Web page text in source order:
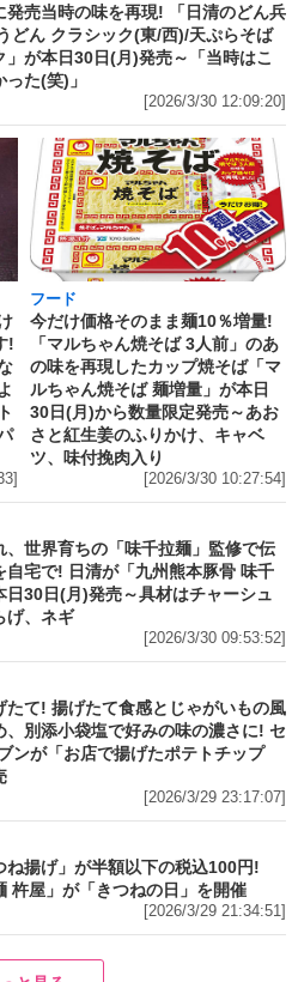
発売当時の味を再現! 「日清のどん兵
どん クラシック(東/西)/天ぷらそば
」が本日30日(月)発売～「当時はこ
た(笑)」
[2026/3/30 12:09:20]
!
フード
今だけ価格そのまま麺10％増量!
「マルちゃん焼そば 3人前」のあ
の味を再現したカップ焼そば「マ
ルちゃん焼そば 麺増量」が本日
30日(月)から数量限定発売～あお
さと紅生姜のふりかけ、キャベ
ツ、味付挽肉入り
[2026/3/30 10:27:54]
、世界育ちの「味千拉麺」監修で伝
自宅で! 日清が「九州熊本豚骨 味千
日30日(月)発売～具材はチャーシュ
げ、ネギ
[2026/3/30 09:53:52]
たて! 揚げたて食感とじゃがいもの風
、別添小袋塩で好みの味の濃さに! セ
ンが「お店で揚げたポテトチップ
[2026/3/29 23:17:07]
ね揚げ」が半額以下の税込100円!
杵屋」が「きつねの日」を開催
[2026/3/29 21:34:51]